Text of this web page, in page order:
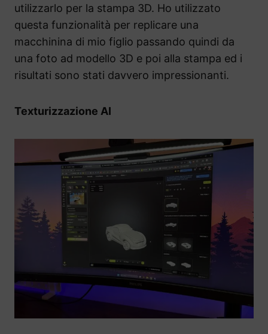
utilizzarlo per la stampa 3D. Ho utilizzato
questa funzionalità per replicare una
macchinina di mio figlio passando quindi da
una foto ad modello 3D e poi alla stampa ed i
risultati sono stati davvero impressionanti.
Texturizzazione AI